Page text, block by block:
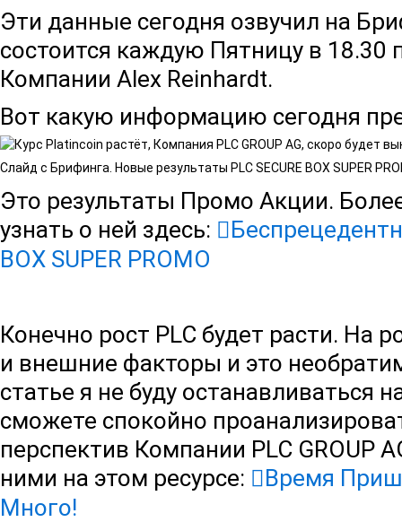
Эти данные сегодня озвучил на
состоится каждую Пятницу в 18.30
Компании Alex Reinhardt.
Вот какую информацию сегодня
Слайд с Брифинга. Новые результаты PLC SECURE BOX SUPER
Это результаты Промо Акции.
узнать о ней здесь:
BOX SUPER PROMO
Конечно рост PLC будет расти. На
и внешние факторы и это
статье я не буду останавливаться
сможете спокойно
перспектив Компании PLC GROUP
ними на этом ресурсе:
Время
Много!